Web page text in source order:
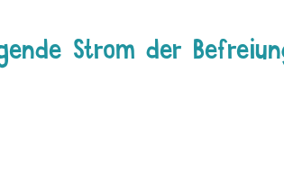
Strom der